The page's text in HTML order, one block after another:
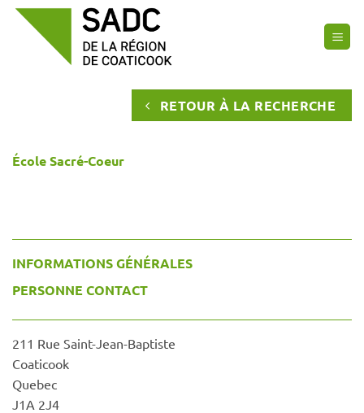
Passer
RETOUR À LA RECHERCHE
École Sacré-Coeur
INFORMATIONS GÉNÉRALES
PERSONNE CONTACT
211 Rue Saint-Jean-Baptiste
Coaticook
Quebec
J1A 2J4